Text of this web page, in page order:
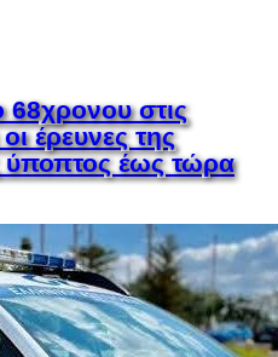
68χρονου στις
έρευνες της
ύποπτος έως τώρα